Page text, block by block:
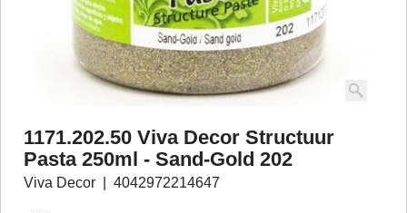
1171.202.50 Viva Decor Structuur
Pasta 250ml - Sand-Gold 202
Viva Decor 4042972214647